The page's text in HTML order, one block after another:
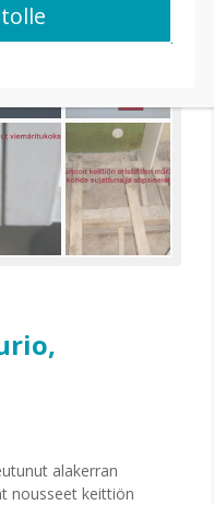
alakerran
nousseet keittiön